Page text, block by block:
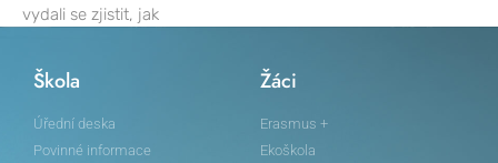
vydali se zjistit, jak
Škola
Úřední deska
Povinné informace
Žáci
Erasmus +
Ekoškola